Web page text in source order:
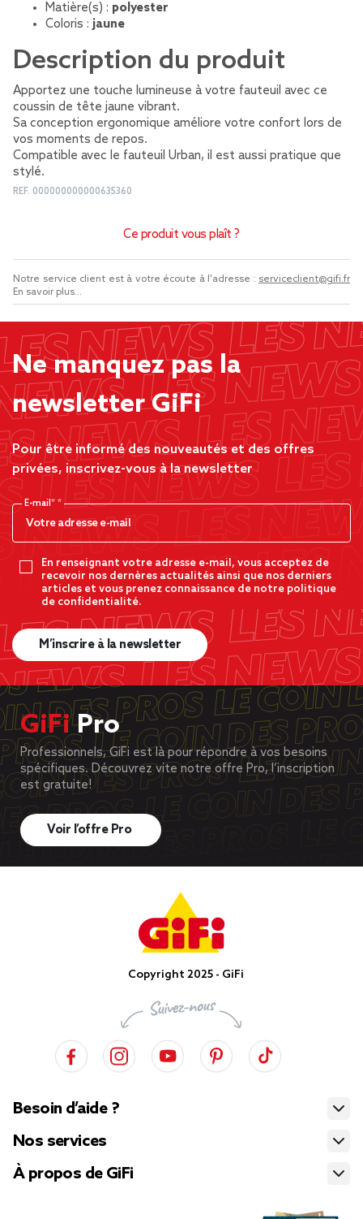
Matière(s) : polyester
Coloris : jaune
Description du produit
Apportez une touche lumineuse à votre fauteuil avec ce
coussin de tête jaune vibrant.
Sa conception ergonomique améliore votre confort lors de
vos moments de repos.
Compatible avec le fauteuil Urban, il est aussi pratique que
stylé.
REF. 000000000000635360
Ce produit vous plaît ?
Notre service client est à votre écoute à l'adresse : serviceclient@gifi.fr
En savoir plus...
Ne manquez pas la
newsletter GiFi
Pour être informé des nouveautés et des offres
privées, inscrivez-vous à la newsletter
E-mail*
En renseignant votre adresse e-mail, vous acceptez de
recevoir nos dernères actualités ainsi que nos derniers
articles et vous prenez connaissance de notre politique
de confidentialité.
M’inscrire à la newsletter
GiFiPro
Professionnels, GiFi est là pour répondre à vos besoins
spécifiques. Découvrez vite notre offre Pro, l’inscription
est gratuite!
Voir l’offre Pro
Copyright 2025 - GiFi
Besoin d’aide ?
Nos services
À propos de GiFi